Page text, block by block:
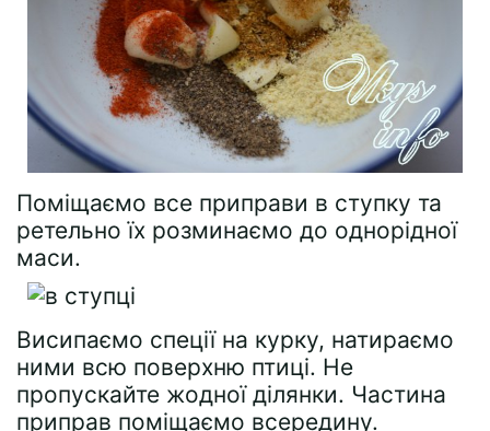
Поміщаємо все приправи в ступку та
ретельно їх розминаємо до однорідної
маси.
Висипаємо спеції на курку, натираємо
ними всю поверхню птиці. Не
пропускайте жодної ділянки. Частина
приправ поміщаємо всередину.